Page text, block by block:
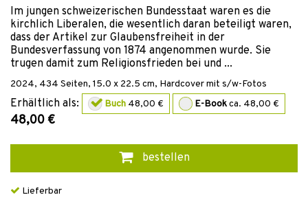
Im jungen schweizerischen Bundesstaat waren es die
kirchlich Liberalen, die wesentlich daran beteiligt waren,
dass der Artikel zur Glaubensfreiheit in der
Bundesverfassung von 1874 angenommen wurde. Sie
trugen damit zum Religionsfrieden bei und ...
2024, 434 Seiten, 15.0 x 22.5 cm, Hardcover mit s/w-Fotos
Erhältlich als: Buch 48,00 € E-Bookca. 48,00 €
48,00 €
bestellen
Lieferbar